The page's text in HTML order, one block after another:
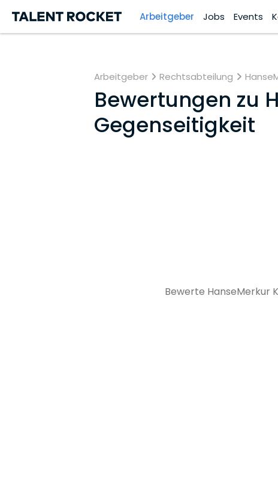
Arbeitgeber Jobs Events
Arbeitgeber Rechtsabteilung
Bewertungen zu
Gegen­sei­tig­keit
Bewerte HanseMerkur